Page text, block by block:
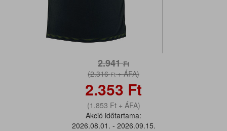
2.941Ft
(2.316Ft+ ÁFA)
2.353 Ft
(1.853 Ft+ ÁFA)
Akció időtartama:
2026.08.01. - 2026.09.15.